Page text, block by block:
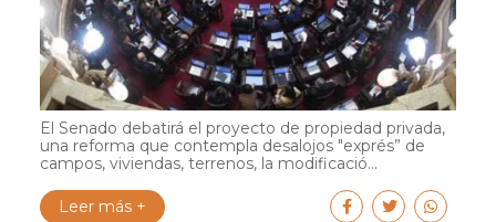
El Senado debatirá el proyecto de propiedad privada,
una reforma que contempla desalojos "exprés” de
campos, viviendas, terrenos, la modificació...
Leer más +